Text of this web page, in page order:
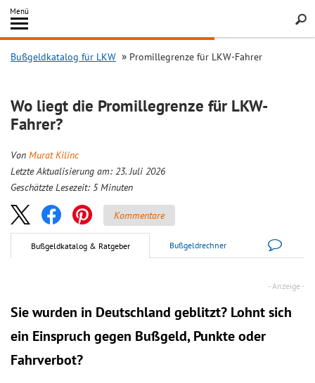
Inhalt
springen
Menü
Search
Bußgeldkatalog für LKW Promillegrenze für LKW-Fahrer
Wo liegt die Promillegrenze für LKW-
Fahrer?
Von Murat Kilinc
Letzte Aktualisierung am: 23. Juli 2026
Geschätzte Lesezeit: 5 Minuten
Kommentare
Bußgeldkatalog & Ratgeber Bußgeldrechner
Sie wurden in Deutschland geblitzt? Lohnt sich
ein Einspruch gegen Bußgeld, Punkte oder
Fahrverbot?